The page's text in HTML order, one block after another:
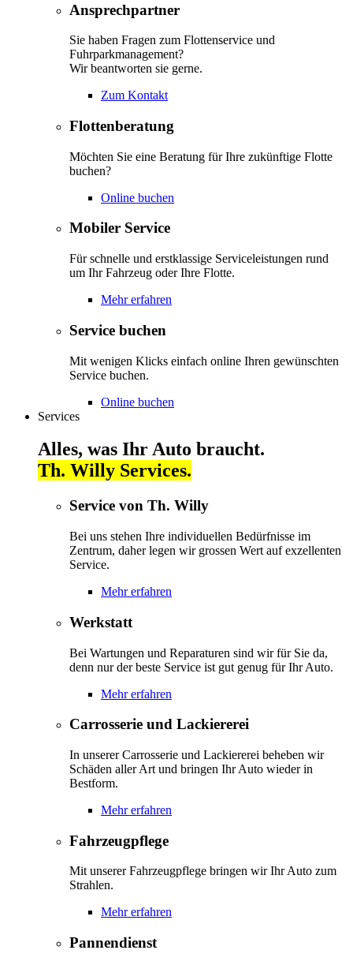
Ansprechpartner
Sie haben Fragen zum Flottenservice und
Fuhrparkmanagement?
Wir beantworten sie gerne.
Zum Kontakt
Flottenberatung
Möchten Sie eine Beratung für Ihre zukünftige Flotte
buchen?
Online buchen
Mobiler Service
Für schnelle und erstklassige Serviceleistungen rund
um Ihr Fahrzeug oder Ihre Flotte.
Mehr erfahren
Service buchen
Mit wenigen Klicks einfach online Ihren gewünschten
Service buchen.
Online buchen
Services
Alles, was Ihr Auto braucht.
Th. Willy Services.
Service von Th. Willy
Bei uns stehen Ihre individuellen Bedürfnisse im
Zentrum, daher legen wir grossen Wert auf exzellenten
Service.
Mehr erfahren
Werkstatt
Bei Wartungen und Reparaturen sind wir für Sie da,
denn nur der beste Service ist gut genug für Ihr Auto.
Mehr erfahren
Carrosserie und Lackiererei
In unserer Carrosserie und Lackiererei beheben wir
Schäden aller Art und bringen Ihr Auto wieder in
Bestform.
Mehr erfahren
Fahrzeugpflege
Mit unserer Fahrzeugpflege bringen wir Ihr Auto zum
Strahlen.
Mehr erfahren
Pannendienst